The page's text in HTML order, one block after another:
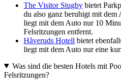
The Visitor Stugby bietet
du also ganz beruhigt mit
liegt mit dem Auto nur 10
Felsritzungen entfernt.
Håveruds Hotell bietet
liegt mit dem Auto nur eine
Was sind die besten Hotels mit
Felsritzungen?